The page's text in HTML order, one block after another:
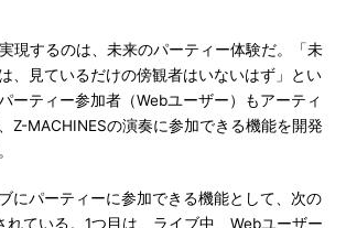
現するのは、未来のパーティー体験だ。「未
、見ているだけの傍観者はいないはず」とい
ーティー参加者（Webユーザー）もアーティ
Z-MACHINESの演奏に参加できる機能を開発
にパーティーに参加できる機能として、次の
れている。1つ目は、ライブ中、Webユーザー